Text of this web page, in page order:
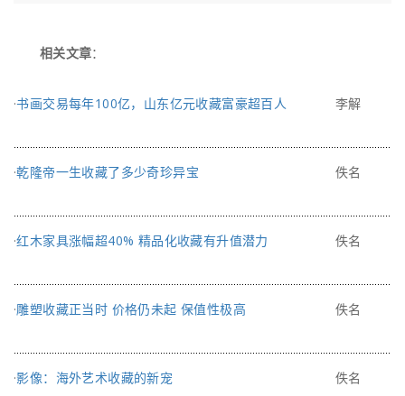
相关文章：
·书画交易每年100亿，山东亿元收藏富豪超百人 李解
·乾隆帝一生收藏了多少奇珍异宝 佚名
·红木家具涨幅超40% 精品化收藏有升值潜力 佚名
·雕塑收藏正当时 价格仍未起 保值性极高 佚名
·影像：海外艺术收藏的新宠 佚名